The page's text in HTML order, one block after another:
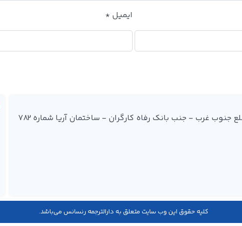
ایمیل *
آدرس: میدان فردوسی - ضلع جنوب غرب - جنب بانک رفاه کارگران - ساختمان آریا شماره 782
کليه حقوق اين وب سایت متعلق به دارالترجمه رنسانس می‌باشد.